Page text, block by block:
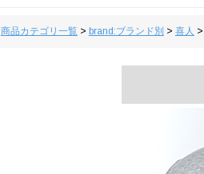
商品カテゴリ一覧> brand:ブランド別 > 喜人